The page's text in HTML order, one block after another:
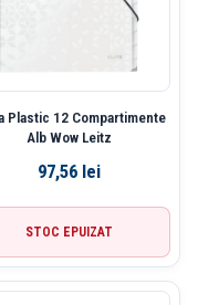
Plastic 12 Compartimente
Alb Wow Leitz
97,56 lei
STOC EPUIZAT